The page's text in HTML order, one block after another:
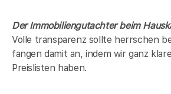
Der Immobiliengutachter beim
Volle transparenz sollte herrschen
fangen damit an, indem wir ganz
Preislisten haben.